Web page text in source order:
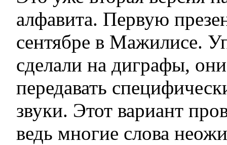
алфавита. Первую
сентябре в Мажилисе.
сделали на диграфы,
передавать
звуки. Этот вариант
ведь многие слова